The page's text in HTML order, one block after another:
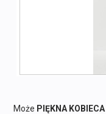
Może PIĘKNA KOBIECA